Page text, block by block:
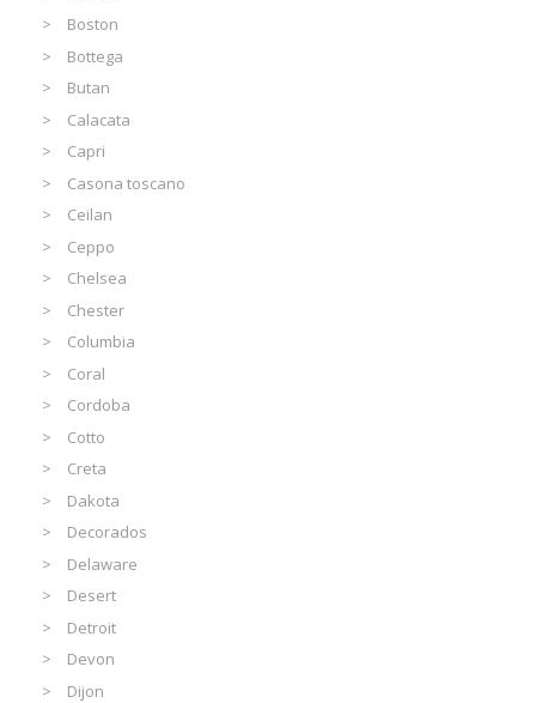
Boston
Bottega
Butan
Calacata
Capri
Casona toscano
Ceilan
Ceppo
Chelsea
Chester
Columbia
Coral
Cordoba
Cotto
Creta
Dakota
Decorados
Delaware
Desert
Detroit
Devon
Dijon